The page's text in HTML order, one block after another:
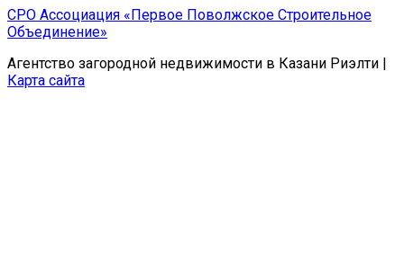
СРО Ассоциация «Первое Поволжское Строительное
Объединение»
Агентство загородной недвижимости в Казани Риэлти |
Карта сайта